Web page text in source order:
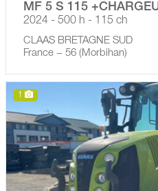
MF 5 S 115
2024 - 500 h - 115 ch
CLAAS BRETAGNE SUD
France − 56 (Morbihan)
1